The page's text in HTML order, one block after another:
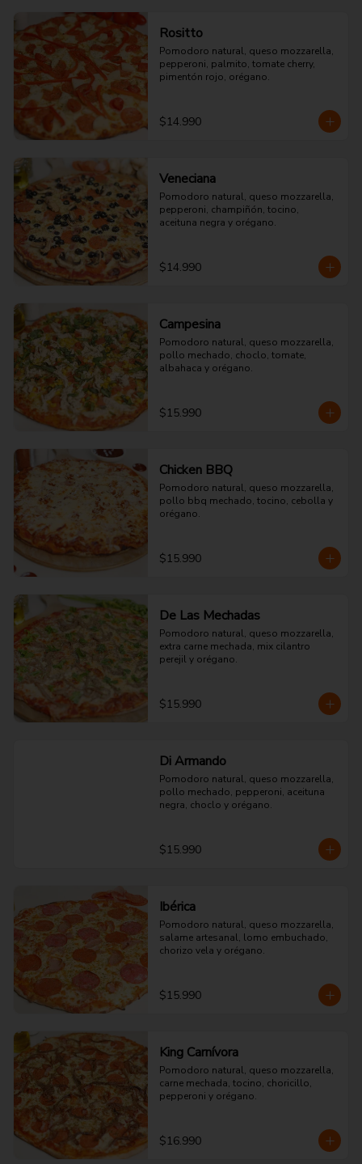
Rositto
Pomodoro natural, queso mozzarella,
pepperoni, palmito, tomate cherry,
pimentón rojo, orégano.
$14.990
Veneciana
Pomodoro natural, queso mozzarella,
pepperoni, champiñón, tocino,
aceituna negra y orégano.
$14.990
Campesina
Pomodoro natural, queso mozzarella,
pollo mechado, choclo, tomate,
albahaca y orégano.
$15.990
Chicken BBQ
Pomodoro natural, queso mozzarella,
pollo bbq mechado, tocino, cebolla y
orégano.
$15.990
De Las Mechadas
Pomodoro natural, queso mozzarella,
extra carne mechada, mix cilantro
perejil y orégano.
$15.990
Di Armando
Pomodoro natural, queso mozzarella,
pollo mechado, pepperoni, aceituna
negra, choclo y orégano.
$15.990
Ibérica
Pomodoro natural, queso mozzarella,
salame artesanal, lomo embuchado,
chorizo vela y orégano.
$15.990
King Carnívora
Pomodoro natural, queso mozzarella,
carne mechada, tocino, choricillo,
pepperoni y orégano.
$16.990